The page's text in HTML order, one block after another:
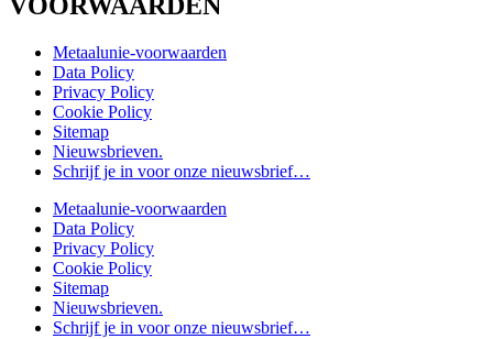
VOORWAARDEN
Metaalunie-voorwaarden
Data Policy
Privacy Policy
Cookie Policy
Sitemap
Nieuwsbrieven.
Schrijf je in voor onze nieuwsbrief…
Metaalunie-voorwaarden
Data Policy
Privacy Policy
Cookie Policy
Sitemap
Nieuwsbrieven.
Schrijf je in voor onze nieuwsbrief…